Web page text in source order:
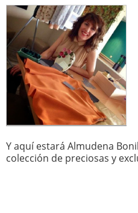
Y aquí estará Almudena
colección de preciosas y